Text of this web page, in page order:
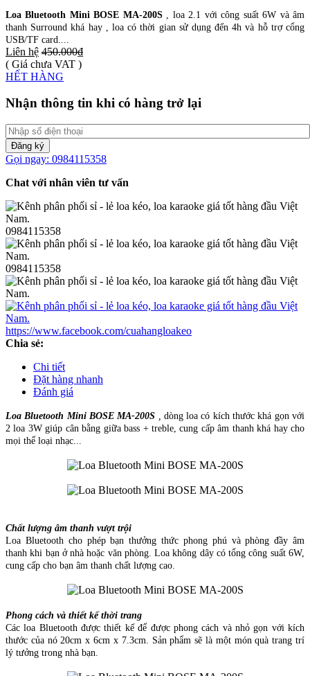
Loa Bluetooth Mini BOSE MA-200S, loa 2.1 với công suất 6W và âm
thanh Surround khá hay , loa có thời gian sử dụng đến 4h và hỗ trợ cổng
USB/TF card....
Liên hệ 450.000₫
( Giá chưa VAT )
HẾT HÀNG
Nhận thông tin khi có hàng trở lại
Đăng ký
Gọi ngay: 0984115358
Chat với nhân viên tư vấn
0984115358
0984115358
https://www.facebook.com/cuahangloakeo
Chia sẻ:
Chi tiết
Đặt hàng nhanh
Đánh giá
Loa Bluetooth Mini BOSE MA-200S , dòng loa có kích thước khá gọn với
2 loa 3W giúp cân bằng giữa bass + treble, cung cấp âm thanh khá hay cho
mọi thể loại nhạc...
Chất lượng âm thanh vượt trội
Loa Bluetooth cho phép bạn thưởng thức phong phú và phòng đầy âm
thanh khi bạn ở nhà hoặc văn phòng. Loa không dây có tổng công suất 6W,
cung cấp cho bạn âm thanh chất lượng cao.
Phong cách và thiết kế thời trang
Các loa Bluetooth được thiết kế để được phong cách và nhỏ gọn với kích
thước của nó 20cm x 6cm x 7.3cm. Sản phẩm sẽ là một món quà trang trí
lý tưởng trong nhà bạn.